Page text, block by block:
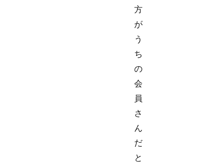
方
が
う
ち
の
会
員
さ
ん
だ
と